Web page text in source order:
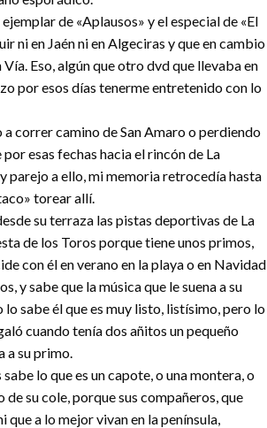
de «Aplausos» y el especial de «El
ni en Jaén ni en Algeciras y que en cambio
Eso, algún que otro dvd que llevaba en
por esos días tenerme entretenido con lo
a correr camino de San Amaro o perdiendo
esas fechas hacia el rincón de La
parejo a ello, mi memoria retrocedía hasta
torear allí.
su terraza las pistas deportivas de La
de los Toros porque tiene unos primos,
con él en verano en la playa o en Navidad
y sabe que la música que le suena a su
sabe él que es muy listo, listísimo, pero lo
cuando tenía dos añitos un pequeño
a su primo.
lo que es un capote, o una montera, o
su cole, porque sus compañeros, que
que a lo mejor vivan en la península,